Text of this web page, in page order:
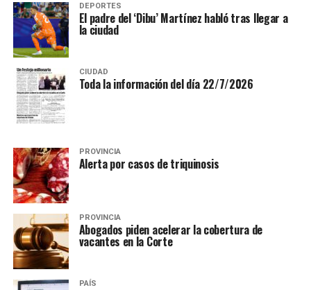
DEPORTES
El padre del ‘Dibu’ Martínez habló tras llegar a
la ciudad
CIUDAD
Toda la información del día 22/7/2026
PROVINCIA
Alerta por casos de triquinosis
PROVINCIA
Abogados piden acelerar la cobertura de
vacantes en la Corte
PAÍS